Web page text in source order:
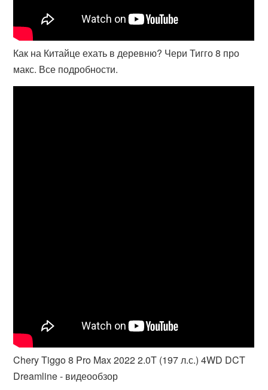
Как на Китайце ехать в деревню? Чери Тигго 8 про
макс. Все подробности.
Chery Tiggo 8 Pro Max 2022 2.0T (197 л.с.) 4WD DCT
Dreamline - видеообзор